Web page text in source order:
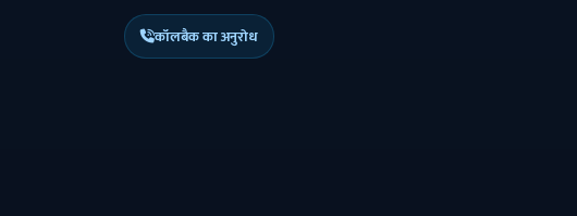
कॉलबैक का अनुरोध